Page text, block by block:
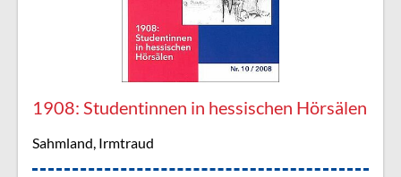
1908: Studentinnen in hessischen Hörsälen
Sahmland, Irmtraud